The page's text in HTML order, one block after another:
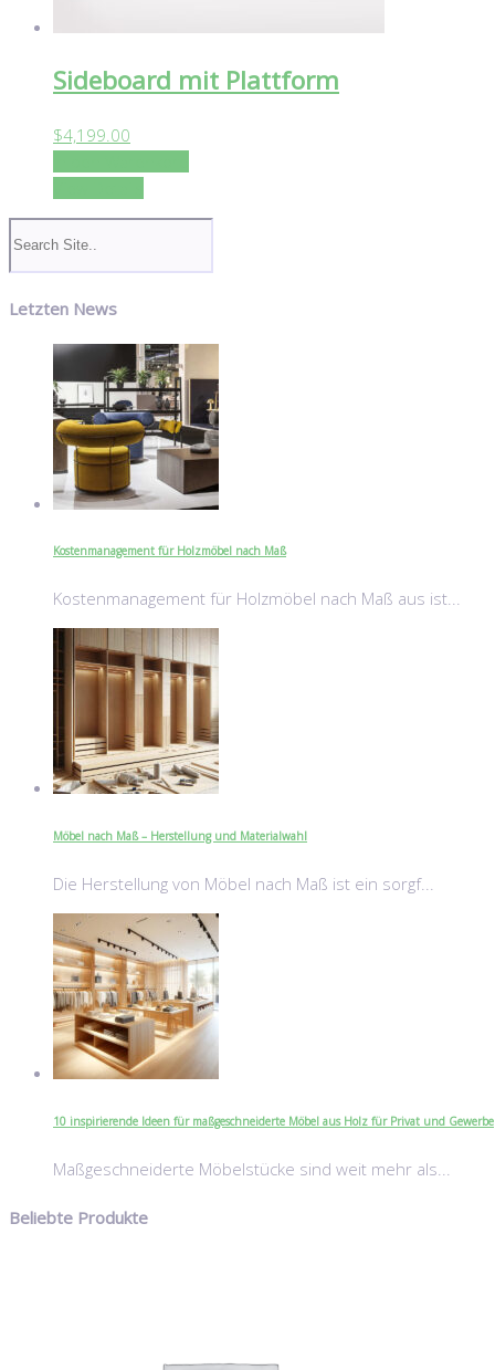
Sideboard mit Plattform
$4,199.00
Letzten News
Kostenmanagement für Holzmöbel nach Maß
Kostenmanagement für Holzmöbel nach Maß aus ist...
Möbel nach Maß – Herstellung und Materialwahl
Die Herstellung von Möbel nach Maß ist ein sorgf...
10 inspirierende Ideen für maßgeschneiderte Möbel aus Holz für Privat und Gewerbe
Maßgeschneiderte Möbelstücke sind weit mehr als...
Beliebte Produkte